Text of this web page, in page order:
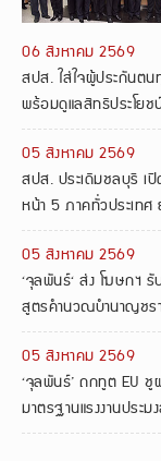
06 สิงหาคม 2569
สปส. ใส่ใจผู้ประกันต
พร้อมดูแลสิทธิประโยช
05 สิงหาคม 2569
สปส. ประเดิมชลบุรี เ
หน้า 5 ภาคทั่วประเทศ
05 สิงหาคม 2569
‘จุลพันธ์‘ ส่ง โฆษกฯ
สูตรคำนวณบำนาญชร
05 สิงหาคม 2569
‘จุลพันธ์’ ถกทูต EU
มาตรฐานแรงงานประ